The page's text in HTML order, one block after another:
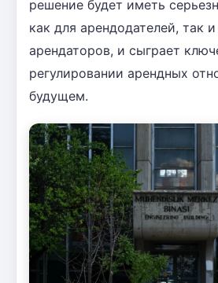
решение будет иметь
как для арендодателей, так
арендаторов, и сыграет
регулировании арендных
будущем.